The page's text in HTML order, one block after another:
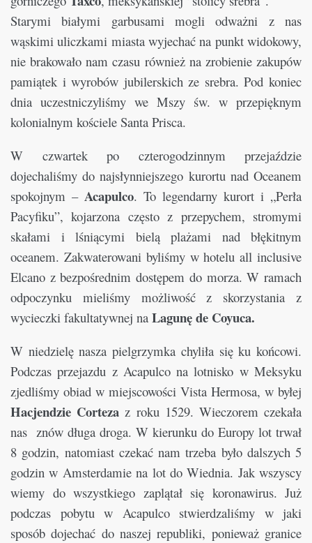
Starymi białymi garbusami mogli odważni z nas
wąskimi uliczkami miasta wyjechać na punkt widokowy,
nie brakowało nam czasu również na zrobienie zakupów
pamiątek i wyrobów jubilerskich ze srebra. Pod koniec
dnia uczestniczyliśmy we Mszy św. w przepięknym
kolonialnym kościele Santa Prisca.
W czwartek po czterogodzinnym przejaździe
dojechaliśmy do najsłynniejszego kurortu nad Oceanem
spokojnym – Acapulco. To legendarny kurort i „Perła
Pacyfiku”, kojarzona często z przepychem, stromymi
skałami i lśniącymi bielą plażami nad błękitnym
oceanem. Zakwaterowani byliśmy w hotelu all inclusive
Elcano z bezpośrednim dostępem do morza. W ramach
odpoczynku mieliśmy możliwość z skorzystania z
wycieczki fakultatywnej na Lagunę de Coyuca.
W niedzielę nasza pielgrzymka chyliła się ku końcowi.
Podczas przejazdu z Acapulco na lotnisko w Meksyku
zjedliśmy obiad w miejscowości Vista Hermosa, w byłej
Hacjendzie Corteza z roku 1529. Wieczorem czekała
nas znów długa droga. W kierunku do Europy lot trwał
8 godzin, natomiast czekać nam trzeba było dalszych 5
godzin w Amsterdamie na lot do Wiednia. Jak wszyscy
wiemy do wszystkiego zaplątał się koronawirus. Już
podczas pobytu w Acapulco stwierdzaliśmy w jaki
sposób dojechać do naszej republiki, ponieważ granice